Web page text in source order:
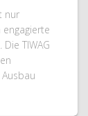
nur
TIWAG